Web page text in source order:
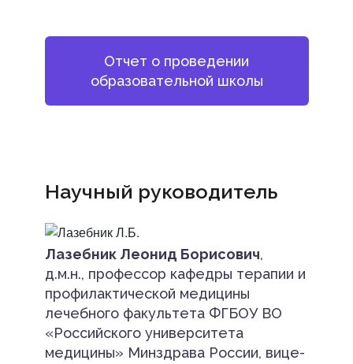
Отчет о проведении
образовательной школы
Научный руководитель
Лазебник Леонид Борисович,
д.м.н., профессор кафедры терапии и
профилактической медицины
лечебного факультета ФГБОУ ВО
«Российского университета
медицины» Минздрава России, вице-